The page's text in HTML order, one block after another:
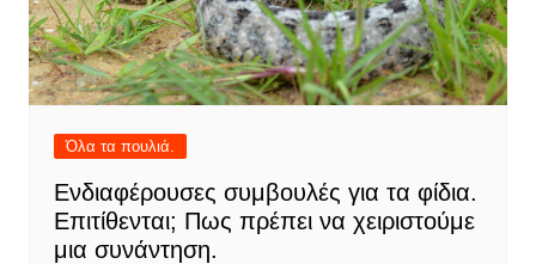
Όλα τα πουλιά.
Ενδιαφέρουσες συμβουλές για τα φίδια.
Επιτίθενται; Πως πρέπει να χειριστούμε
μια συνάντηση.